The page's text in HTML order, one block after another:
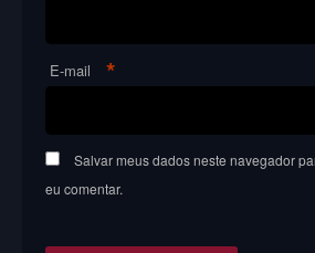
E-mail *
Salvar meus dados neste navegador
eu comentar.